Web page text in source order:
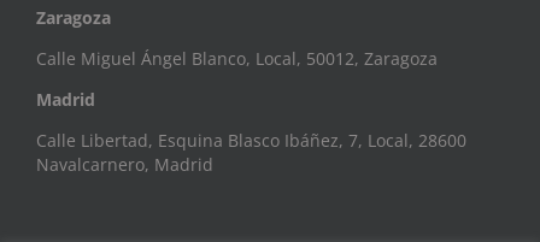
Zaragoza
Calle Miguel Ángel Blanco, Local, 50012, Zaragoza
Madrid
Calle Libertad, Esquina Blasco Ibáñez, 7, Local, 28600
Navalcarnero, Madrid